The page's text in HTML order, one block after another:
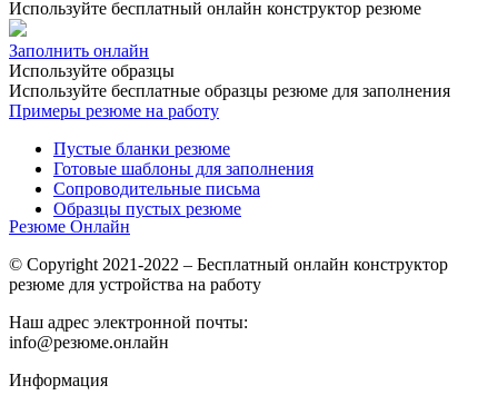
Используйте бесплатный онлайн конструктор резюме
Заполнить онлайн
Используйте образцы
Используйте бесплатные образцы резюме для заполнения
Примеры резюме на работу
Пустые бланки резюме
Готовые шаблоны для заполнения
Сопроводительные письма
Образцы пустых резюме
Резюме Онлайн
© Copyright 2021-2022 – Бесплатный онлайн конструктор
резюме для устройства на работу
Наш адрес электронной почты:
info@резюме.онлайн
Информация